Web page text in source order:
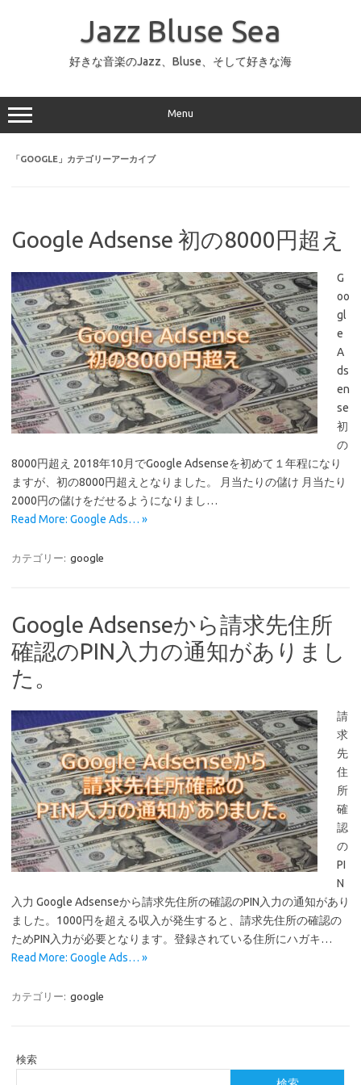
ッ
プ
Jazz Bluse Sea
好きな音楽のJazz、Bluse、そして好きな海
Menu
「GOOGLE 」カテゴリーアーカイブ
Google Adsense 初の8000円超え
G
oo
gl
e
A
ds
en
se
初
の
8000円超え 2018年10月でGoogle Adsenseを初めて１年程になり
ますが、初の8000円超えとなりました。 月当たりの儲け 月当たり
2000円の儲けをだせるようになりまし…
Read More: Google Ads… »
カテゴリー: google
Google Adsenseから請求先住所
確認のPIN入力の通知がありまし
た。
請
求
先
住
所
確
認
の
PI
N
入力 Google Adsenseから請求先住所の確認のPIN入力の通知があり
ました。1000円を超える収入が発生すると、請求先住所の確認の
ためPIN入力が必要となります。登録されている住所にハガキ…
Read More: Google Ads… »
カテゴリー: google
検索